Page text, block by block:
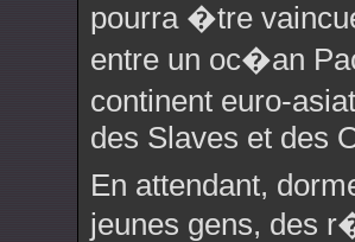
pourra �tre
entre un oc�an
continent euro-
des Slaves et des
En attendant,
jeunes gens, des